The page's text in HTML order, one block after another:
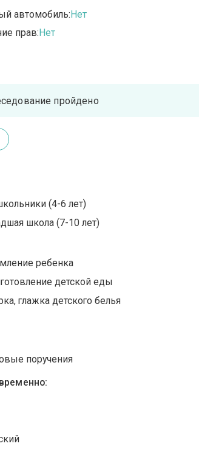
автомобиль:Нет
прав:Нет
пройдено
(4-6 лет)
школа (7-10 лет)
ребенка
детской еды
глажка детского белья
поручения